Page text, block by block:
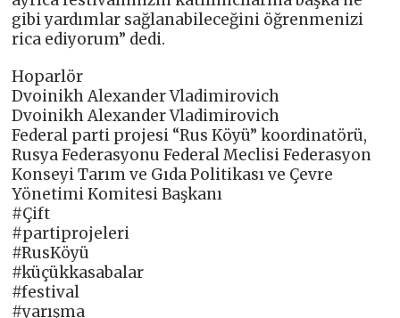
gibi yardımlar sağlanabileceğini öğrenmenizi
rica ediyorum” dedi.
Hoparlör
Dvoinikh Alexander Vladimirovich
Dvoinikh Alexander Vladimirovich
Federal parti projesi “Rus Köyü” koordinatörü,
Rusya Federasyonu Federal Meclisi Federasyon
Konseyi Tarım ve Gıda Politikası ve Çevre
Yönetimi Komitesi Başkanı
#Çift
#partiprojeleri
#RusKöyü
#küçükkasabalar
#festival
#yarışma